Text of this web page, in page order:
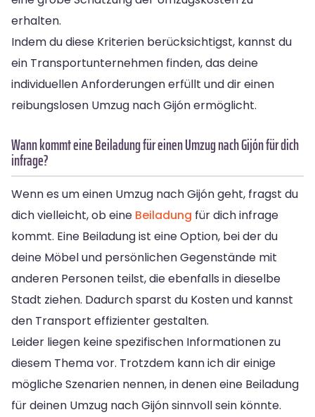
erhalten.
Indem du diese Kriterien berücksichtigst, kannst du
ein Transportunternehmen finden, das deine
individuellen Anforderungen erfüllt und dir einen
reibungslosen Umzug nach Gijón ermöglicht.
Wann kommt eine Beiladung für einen Umzug nach Gijón für dich
infrage?
Wenn es um einen Umzug nach Gijón geht, fragst du
dich vielleicht, ob eine Beiladung für dich infrage
kommt. Eine Beiladung ist eine Option, bei der du
deine Möbel und persönlichen Gegenstände mit
anderen Personen teilst, die ebenfalls in dieselbe
Stadt ziehen. Dadurch sparst du Kosten und kannst
den Transport effizienter gestalten.
Leider liegen keine spezifischen Informationen zu
diesem Thema vor. Trotzdem kann ich dir einige
mögliche Szenarien nennen, in denen eine Beiladung
für deinen Umzug nach Gijón sinnvoll sein könnte.